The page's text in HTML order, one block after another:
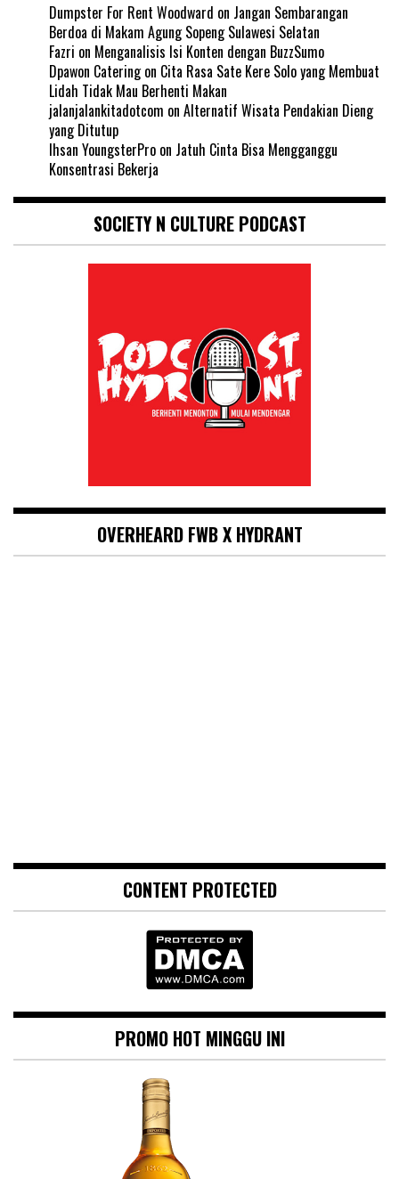
Dumpster For Rent Woodward on Jangan Sembarangan
Berdoa di Makam Agung Sopeng Sulawesi Selatan
Fazri on Menganalisis Isi Konten dengan BuzzSumo
Dpawon Cateringon Cita Rasa Sate Kere Solo yang Membuat
Lidah Tidak Mau Berhenti Makan
jalanjalankitadotcom on Alternatif Wisata Pendakian Dieng
yang Ditutup
Ihsan YoungsterPro on Jatuh Cinta Bisa Mengganggu
Konsentrasi Bekerja
SOCIETY N CULTURE PODCAST
OVERHEARD FWB X HYDRANT
CONTENT PROTECTED
PROMO HOT MINGGU INI